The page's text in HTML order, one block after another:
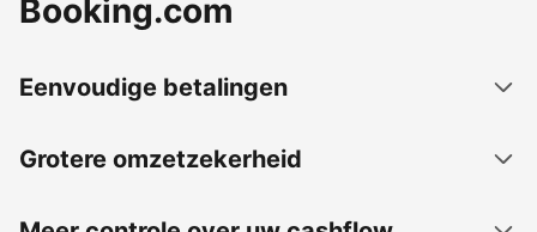
Booking.com
Eenvoudige betalingen
Grotere omzetzekerheid